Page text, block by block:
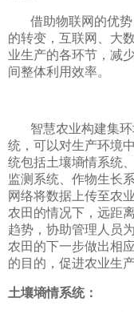
借助物联网的优
的转变，互联网、大
业生产的各环节，减
间整体利用效率。
智慧农业构建集
统，可以对生产环境
统包括土壤墒情系统
监测系统、作物生长
网络将数据上传至农
农田的情况下，远距
趋势，协助管理人员
农田的下一步做出相
的目的，促进农业生
土壤墒情系统：